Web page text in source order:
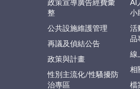
政策宣導廣告經費彙
整
公共設施維護管理
再議及偵結公告
政策與計畫
性別主流化/性騷擾防
治專區
AI
小
活
品
線
相
檔